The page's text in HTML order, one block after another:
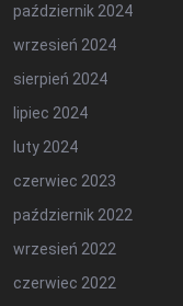
październik 2024
wrzesień 2024
sierpień 2024
lipiec 2024
luty 2024
czerwiec 2023
październik 2022
wrzesień 2022
czerwiec 2022